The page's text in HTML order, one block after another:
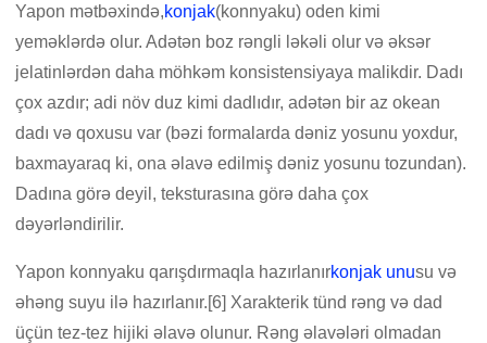
Yapon mətbəxində,konjak(konnyaku) oden kimi
yeməklərdə olur. Adətən boz rəngli ləkəli olur və əksər
jelatinlərdən daha möhkəm konsistensiyaya malikdir. Dadı
çox azdır; adi növ duz kimi dadlıdır, adətən bir az okean
dadı və qoxusu var (bəzi formalarda dəniz yosunu yoxdur,
baxmayaraq ki, ona əlavə edilmiş dəniz yosunu tozundan).
Dadına görə deyil, teksturasına görə daha çox
dəyərləndirilir.
Yapon konnyaku qarışdırmaqla hazırlanırkonjak unusu və
əhəng suyu ilə hazırlanır.[6] Xarakterik tünd rəng və dad
üçün tez-tez hijiki əlavə olunur. Rəng əlavələri olmadan